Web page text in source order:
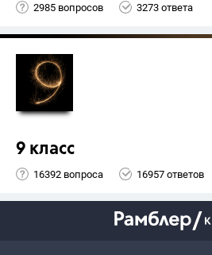
2985 вопросов 3273 ответа
9 класс
16392 вопроса 16957 ответов